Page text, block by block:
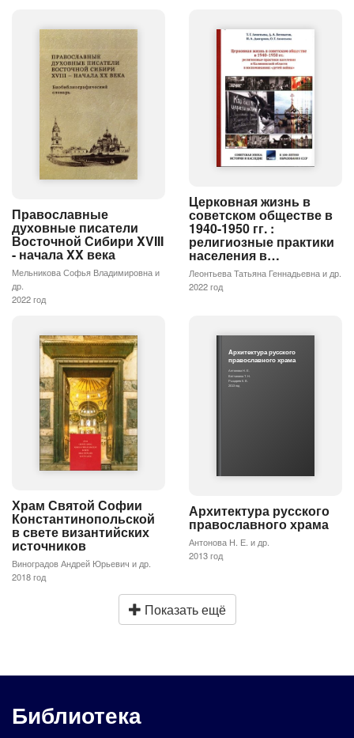
Православные
духовные писатели
Восточной Сибири XVIII
- начала XX века
Мельникова Софья Владимировна и
др.
2022 год
Церковная жизнь в
советском обществе в
1940-1950 гг. :
религиозные практики
населения в…
Леонтьева Татьяна Геннадьевна и др.
2022 год
Храм Святой Софии
Константинопольской
в свете византийских
источников
Виноградов Андрей Юрьевич и др.
2018 год
Архитектура русского
православного храма
Антонова Н. Е.
Вятчанина Т. Н.
Рыцарев К. В.
2013 год
Архитектура русского
православного храма
Антонова Н. Е. и др.
2013 год
Показать ещё
Библиотека